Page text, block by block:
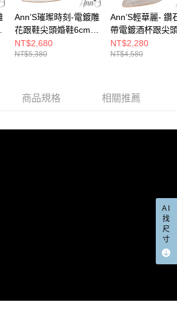
」時，將依據個別帳號之用戶狀況，依本公司即
；若仍有額度不足之情形，本公司將視審查結果
或使用他人資訊註冊。若發現惡意使用之情形，
權停止該用戶之使用額度並採取法律行動。
含以上)免運費
送，勿填寫順豐智能櫃地址) 查看運費
陸地區) 查看運費
Ann’S璀璨時刻-電鍍雕
花跟鞋尖頭婚鞋6cm-
白
NT$2,680
NT$5,380
Ann’S輕華麗- 鑽
帶電鍍酒杯跟尖
婚鞋6cm-金
NT$2,280
NT$4,580
商品規格 相關推薦
AI
找
尺
寸